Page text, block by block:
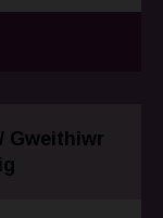
Gweithiwr